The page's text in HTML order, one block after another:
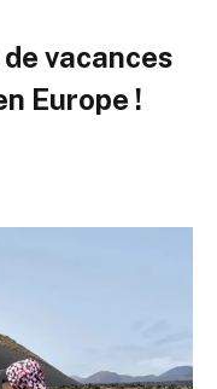
vacances
Europe !